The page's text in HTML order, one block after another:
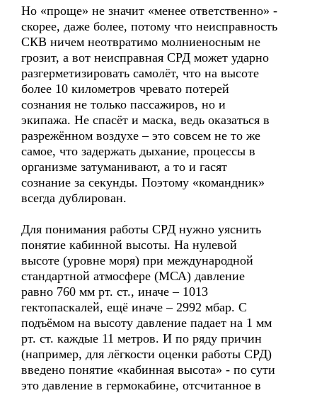
Но «проще» не значит «менее ответственно» -
скорее, даже более, потому что неисправность
СКВ ничем неотвратимо молниеносным не
грозит, а вот неисправная СРД может ударно
разгерметизировать самолёт, что на высоте
более 10 километров чревато потерей
сознания не только пассажиров, но и
экипажа. Не спасёт и маска, ведь оказаться в
разрежённом воздухе – это совсем не то же
самое, что задержать дыхание, процессы в
организме затуманивают, а то и гасят
сознание за секунды. Поэтому «командник»
всегда дублирован.
Для понимания работы СРД нужно уяснить
понятие кабинной высоты. На нулевой
высоте (уровне моря) при международной
стандартной атмосфере (МСА) давление
равно 760 мм рт. ст., иначе – 1013
гектопаскалей, ещё иначе – 2992 мбар. С
подъёмом на высоту давление падает на 1 мм
рт. ст. каждые 11 метров. И по ряду причин
(например, для лёгкости оценки работы СРД)
введено понятие «кабинная высота» - по сути
это давление в гермокабине, отсчитанное в